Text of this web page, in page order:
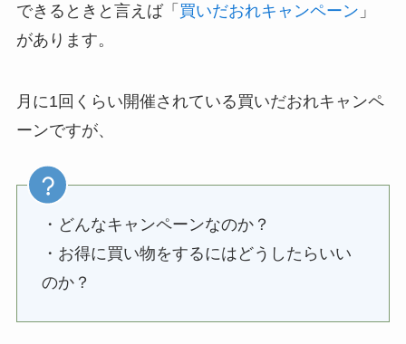
できるときと言えば「 買いだおれキャンペーン 」
があります。
月に1回くらい開催されている買いだおれキャンペ
ーンですが、
・どんなキャンペーンなのか？
・お得に買い物をするにはどうしたらいい
のか？